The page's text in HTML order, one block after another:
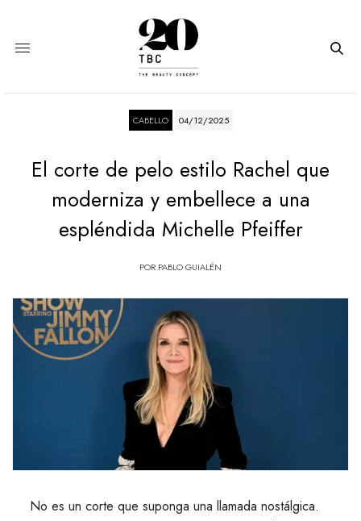
CABELLO 04/12/2025
El corte de pelo estilo Rachel que
moderniza y embellece a una
espléndida Michelle Pfeiffer
POR PABLO GUIALÉN
No es un corte que suponga una llamada nostálgica.